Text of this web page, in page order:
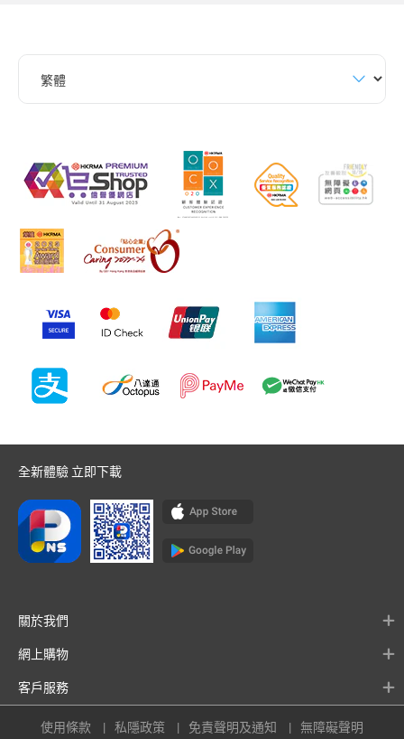
全新體驗 立即下載
關於我們
網上購物
客戶服務
使用條款 私隱政策 免責聲明及通知 無障礙聲明